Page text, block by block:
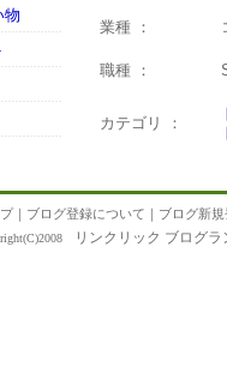
物
業種 ：
職種 ：
カテゴリ ：
｜ ブログ登録について ｜ ブログ新
リンクリック ブログラ